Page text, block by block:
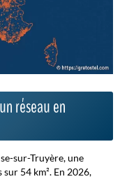
réseau en
sur-Truyère, une
54 km². En 2026,